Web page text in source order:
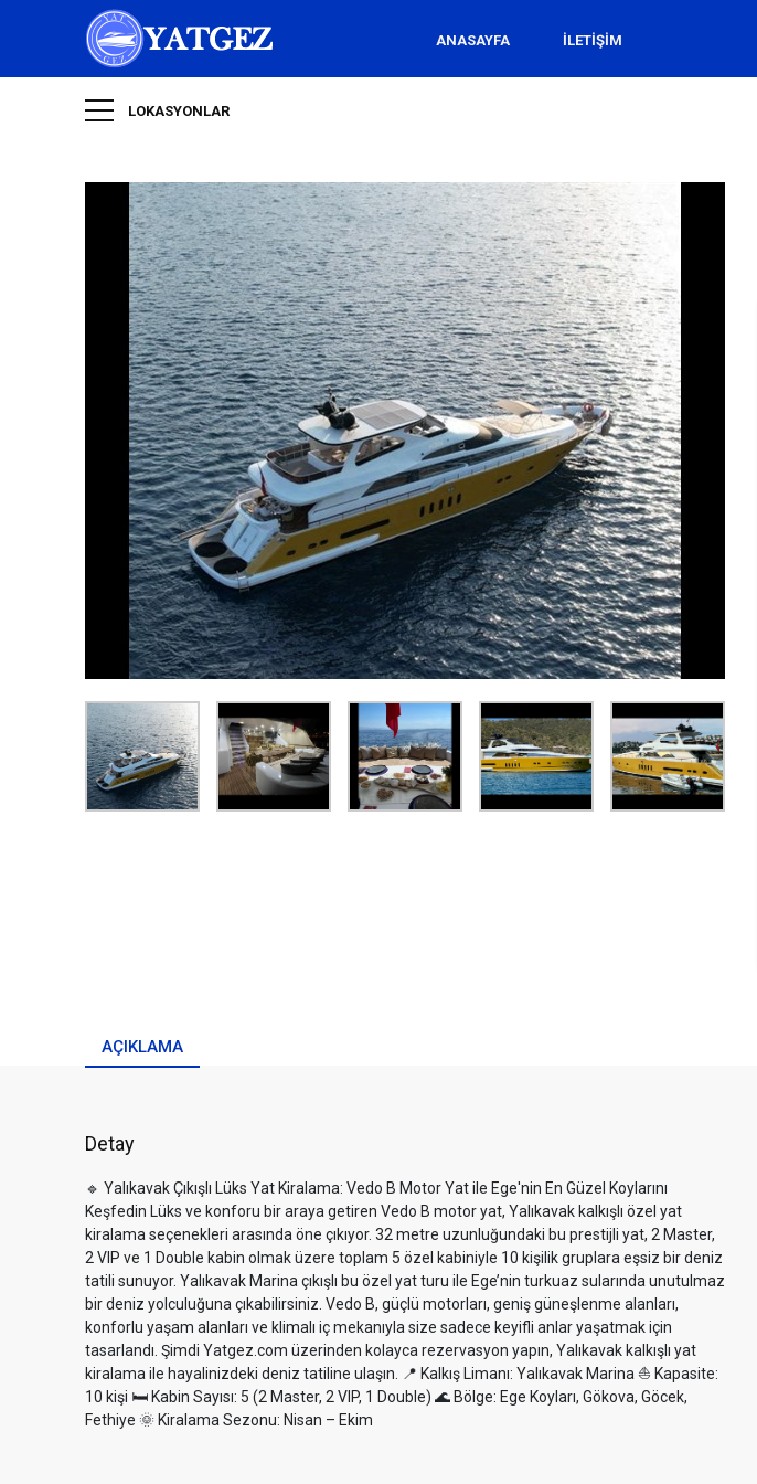
ANASAYFA İLETİŞİM
LOKASYONLAR
AÇIKLAMA
Detay
🔹 Yalıkavak Çıkışlı Lüks Yat Kiralama: Vedo B Motor Yat ile Ege'nin En Güzel Koylarını
Keşfedin Lüks ve konforu bir araya getiren Vedo B motor yat, Yalıkavak kalkışlı özel yat
kiralama seçenekleri arasında öne çıkıyor. 32 metre uzunluğundaki bu prestijli yat, 2 Master,
2 VIP ve 1 Double kabin olmak üzere toplam 5 özel kabiniyle 10 kişilik gruplara eşsiz bir deniz
tatili sunuyor. Yalıkavak Marina çıkışlı bu özel yat turu ile Ege’nin turkuaz sularında unutulmaz
bir deniz yolculuğuna çıkabilirsiniz. Vedo B, güçlü motorları, geniş güneşlenme alanları,
konforlu yaşam alanları ve klimalı iç mekanıyla size sadece keyifli anlar yaşatmak için
tasarlandı. Şimdi Yatgez.com üzerinden kolayca rezervasyon yapın, Yalıkavak kalkışlı yat
kiralama ile hayalinizdeki deniz tatiline ulaşın. 📍 Kalkış Limanı: Yalıkavak Marina ⛵ Kapasite:
10 kişi 🛏️ Kabin Sayısı: 5 (2 Master, 2 VIP, 1 Double) 🌊 Bölge: Ege Koyları, Gökova, Göcek,
Fethiye 🌞 Kiralama Sezonu: Nisan – Ekim